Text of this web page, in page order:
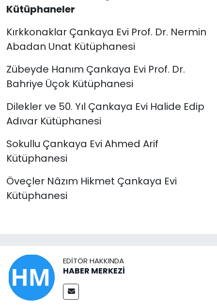
Kütüphaneler
Kırkkonaklar Çankaya Evi Prof. Dr. Nermin
Abadan Unat Kütüphanesi
Zübeyde Hanım Çankaya Evi Prof. Dr.
Bahriye Üçok Kütüphanesi
Dilekler ve 50. Yıl Çankaya Evi Halide Edip
Adıvar Kütüphanesi
Sokullu Çankaya Evi Ahmed Arif
Kütüphanesi
Öveçler Nâzım Hikmet Çankaya Evi
Kütüphanesi
EDITÖR HAKKINDA
HABER MERKEZİ